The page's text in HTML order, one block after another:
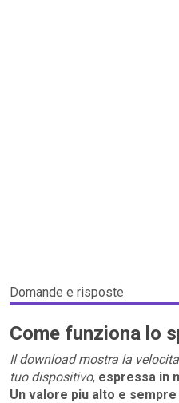
Domande e risposte
Come funziona lo
Il download mostra la
tuo dispositivo, espressa in
Un valore piu alto e